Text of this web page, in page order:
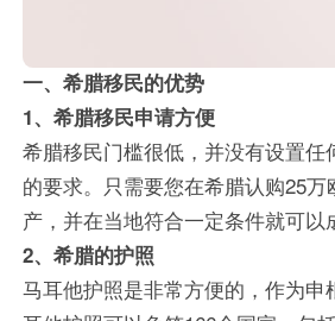
一、希腊移民的优势
1、希腊移民申请方便
希腊移民门槛很低，并没有设置任
的要求。只需要您在希腊认购25万
产，并在当地符合一定条件就可以
2、希腊的护照
马耳他护照是非常方便的，作为申